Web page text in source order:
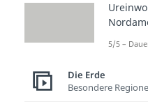
Ein
.
anders auf
und eine
vor der
5/5 –
Die Erde
Besondere